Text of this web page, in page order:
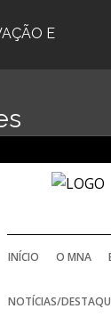
E
INÍCIO O MNA
NOTÍCIAS/